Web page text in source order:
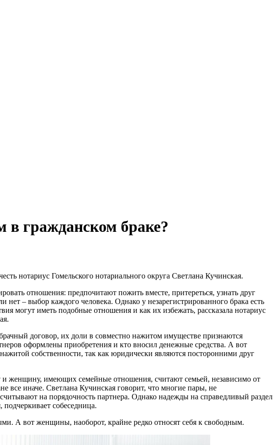
в гражданском браке?
нотариус Гомельского нотариального округа Светлана Кучинская.
отношения: предпочитают пожить вместе, притереться, узнать друг
– выбор каждого человека. Однако у незарегистрированного брака есть
могут иметь подобные отношения и как их избежать, рассказала нотариус
договор, их доли в совместно нажитом имуществе признаются
оформлены приобретения и кто вносил денежные средства. А вот
собственности, так как юридически являются посторонними друг
женщину, имеющих семейные отношения, считают семьей, независимо от
все иначе. Светлана Кучинская говорит, что многие пары, не
на порядочность партнера. Однако надежды на справедливый раздел
собеседница.
А вот женщины, наоборот, крайне редко относят себя к свободным.